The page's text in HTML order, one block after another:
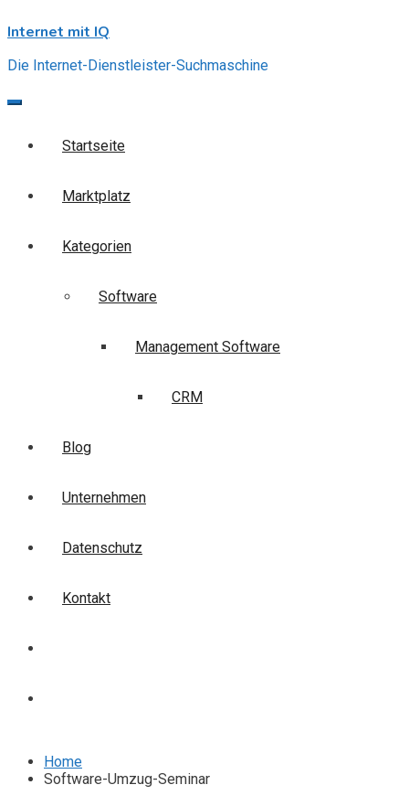
to
Internet mit IQ
Die Internet-Dienstleister-Suchmaschine
Startseite
Marktplatz
Kategorien
Software
Management Software
CRM
Blog
Unternehmen
Datenschutz
Kontakt
Home
Software-Umzug-Seminar